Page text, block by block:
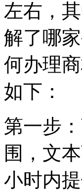
左右，
解了哪
何办理
如下：
第一步
围，文
小时内